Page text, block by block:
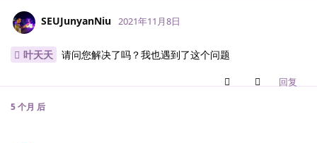
SEUJunyanNiu 2021年11月8日
叶天天 请问您解决了吗？我也遇到了这个问题
回复
5 个月 后